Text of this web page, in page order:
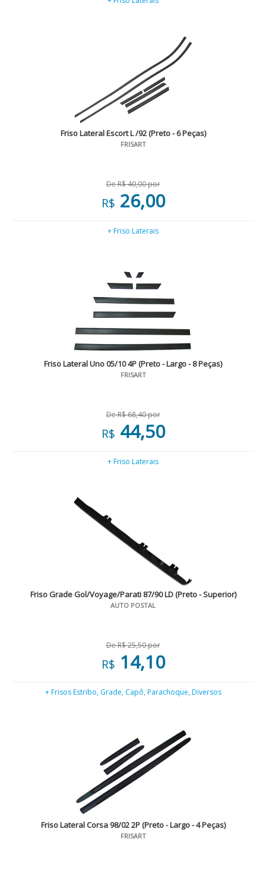
Friso Lateral Escort L /92 (Preto - 6 Peças)
FRISART
De R$ 40,00 por
R$ 26,00
+ Friso Laterais
Friso Lateral Uno 05/10 4P (Preto - Largo - 8 Peças)
FRISART
De R$ 68,40 por
R$ 44,50
+ Friso Laterais
Friso Grade Gol/Voyage/Parati 87/90 LD (Preto - Superior)
AUTO POSTAL
De R$ 25,50 por
R$ 14,10
+ Frisos Estribo, Grade, Capô, Parachoque, Diversos
Friso Lateral Corsa 98/02 2P (Preto - Largo - 4 Peças)
FRISART